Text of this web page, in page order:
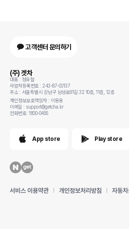
고객센터 문의하기
(주) 겟차
대표 : 정유철
사업자등록번호 : 243-87-00137
주소 : 서울특별시 강남구 삼성로91길 32 10층, 11층, 12층
개인정보보호책임자 : 이동용
이메일 : support@getcha.kr
전화번호: 1800-0456
App store Play store
서비스 이용약관 개인정보처리방침 자동